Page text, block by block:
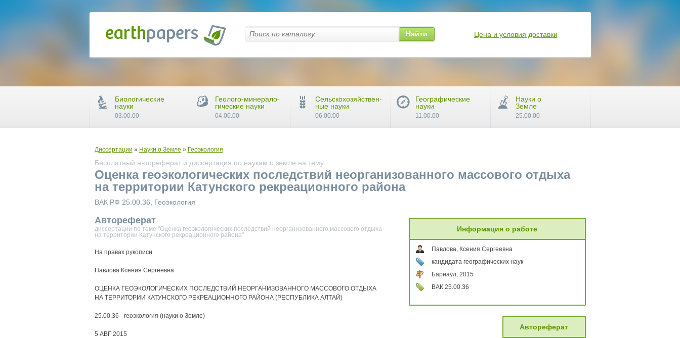
Диссертации » Науки о Земле » Геоэкология
Бесплатный автореферат и диссертация по наукам о земле на тему
Оценка геоэкологических последствий неорганизованного массового отдыха
на территории Катунского рекреационного района
ВАК РФ 25.00.36, Геоэкология
Автореферат
диссертации по теме "Оценка геоэкологических последствий неорганизованного массового отдыха
на территории Катунского рекреационного района"
На правах рукописи
Павлова Ксения Сергеевна
ОЦЕНКА ГЕОЭКОЛОГИЧЕСКИХ ПОСЛЕДСТВИЙ НЕОРГАНИЗОВАННОГО МАССОВОГО ОТДЫХА
НА ТЕРРИТОРИИ КАТУНСКОГО РЕКРЕАЦИОННОГО РАЙОНА (РЕСПУБЛИКА АЛТАЙ)
25.00.36 - геоэкология (науки о Земле)
5 АВГ 2015
Информация о работе
Павлова, Ксения Сергеевна
кандидата географических наук
Барнаул, 2015
ВАК 25.00.36
Автореферат
Найти Цена и условия доставки
Биологические
науки
03.00.00
Геолого-минерало-
гические науки
04.00.00
Сельскохозяйствен-
ные науки
06.00.00
Географические
науки
11.00.00
Науки о
Земле
25.00.00